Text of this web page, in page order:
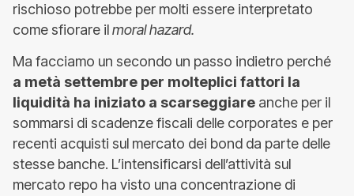
rischioso potrebbe per molti essere interpretato
come sfiorare ilmoral hazard.
Ma facciamo un secondo un passo indietro perché
a metà settembre per molteplici fattori la
liquidità ha iniziato a scarseggiare anche per il
sommarsi di scadenze fiscali delle corporates e per
recenti acquisti sul mercato dei bond da parte delle
stesse banche. L’intensificarsi dell’attività sul
mercato repo ha visto una concentrazione di